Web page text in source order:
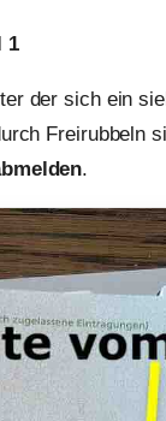
1
der sich ein
Freirubbeln
.